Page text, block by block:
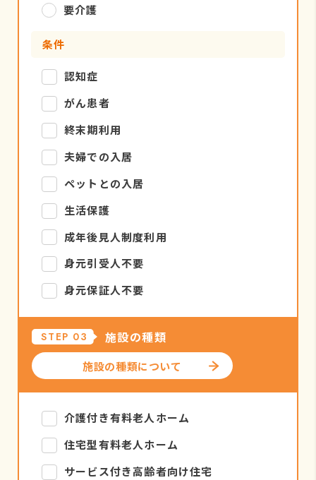
要介護
条件
認知症
がん患者
終末期利用
夫婦での入居
ペットとの入居
生活保護
成年後見人制度利用
身元引受人不要
身元保証人不要
STEP 03 施設の種類
施設の種類について
介護付き有料老人ホーム
住宅型有料老人ホーム
サービス付き高齢者向け住宅